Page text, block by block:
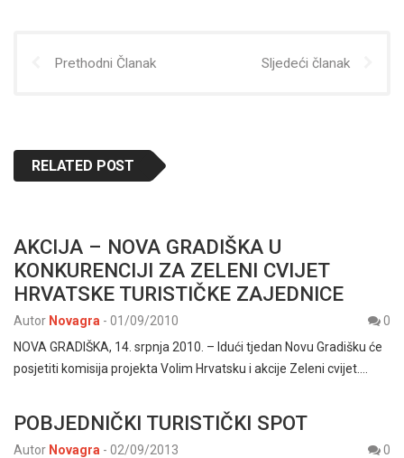
Prethodni Članak Sljedeći članak
RELATED POST
AKCIJA – NOVA GRADIŠKA U
KONKURENCIJI ZA ZELENI CVIJET
HRVATSKE TURISTIČKE ZAJEDNICE
Autor Novagra - 01/09/2010
0
NOVA GRADIŠKA, 14. srpnja 2010. – Idući tjedan Novu Gradišku će
posjetiti komisija projekta Volim Hrvatsku i akcije Zeleni cvijet.…
POBJEDNIČKI TURISTIČKI SPOT
Autor Novagra - 02/09/2013
0